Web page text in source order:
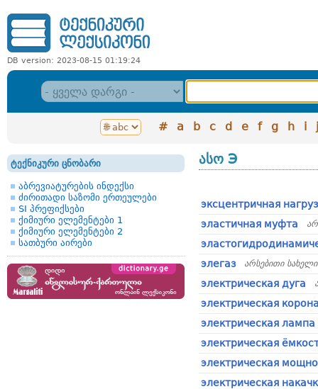
DB version: 2023-08-15 01:19:24
# a b c d e f g h i j
ტექნიკური ცნობარი
აბრევიატურების ინდექსი
ძირითადი საზომი ერთეულები
SI პრეფიქსები
ქიმიური ელემენტები 1
ქიმიური ელემენტები 2
სათბური აირები
ასო Э
эксцентричная
эластичная муфта
элегаз
არსებითი სახელი
электрическая дуга
электрическая
электрическая лампа
электрическая
электрическая
электрическая